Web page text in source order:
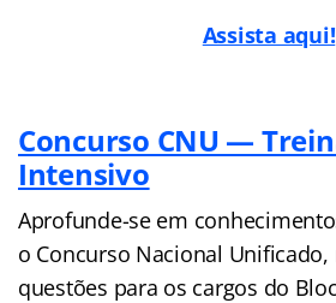
Assista aqui!
Concurso CNU —
Intensivo
Aprofunde-se em
o Concurso Nacional
questões para os cargos do